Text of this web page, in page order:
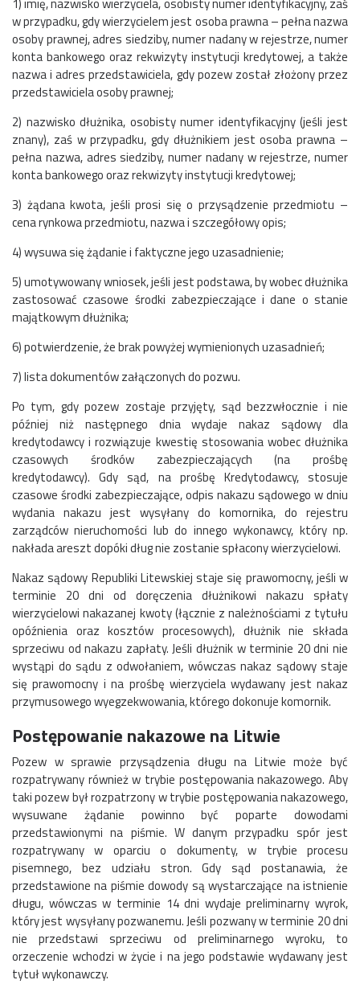
w przypadku, gdy wierzycielem jest osoba prawna – pełna nazwa
osoby prawnej, adres siedziby, numer nadany w rejestrze, numer
konta bankowego oraz rekwizyty instytucji kredytowej, a także
nazwa i adres przedstawiciela, gdy pozew został złożony przez
przedstawiciela osoby prawnej;
2) nazwisko dłużnika, osobisty numer identyfikacyjny (jeśli jest
znany), zaś w przypadku, gdy dłużnikiem jest osoba prawna –
pełna nazwa, adres siedziby, numer nadany w rejestrze, numer
konta bankowego oraz rekwizyty instytucji kredytowej;
3) żądana kwota, jeśli prosi się o przysądzenie przedmiotu –
cena rynkowa przedmiotu, nazwa i szczegółowy opis;
4) wysuwa się żądanie i faktyczne jego uzasadnienie;
5) umotywowany wniosek, jeśli jest podstawa, by wobec dłużnika
zastosować czasowe środki zabezpieczające i dane o stanie
majątkowym dłużnika;
6) potwierdzenie, że brak powyżej wymienionych uzasadnień;
7) lista dokumentów załączonych do pozwu.
Po tym, gdy pozew zostaje przyjęty, sąd bezzwłocznie i nie
później niż następnego dnia wydaje nakaz sądowy dla
kredytodawcy i rozwiązuje kwestię stosowania wobec dłużnika
czasowych środków zabezpieczających (na prośbę
kredytodawcy). Gdy sąd, na prośbę Kredytodawcy, stosuje
czasowe środki zabezpieczające, odpis nakazu sądowego w dniu
wydania nakazu jest wysyłany do komornika, do rejestru
zarządców nieruchomości lub do innego wykonawcy, który np.
nakłada areszt dopóki dług nie zostanie spłacony wierzycielowi.
Nakaz sądowy Republiki Litewskiej staje się prawomocny, jeśli w
terminie 20 dni od doręczenia dłużnikowi nakazu spłaty
wierzycielowi nakazanej kwoty (łącznie z należnościami z tytułu
opóźnienia oraz kosztów procesowych), dłużnik nie składa
sprzeciwu od nakazu zapłaty. Jeśli dłużnik w terminie 20 dni nie
wystąpi do sądu z odwołaniem, wówczas nakaz sądowy staje
się prawomocny i na prośbę wierzyciela wydawany jest nakaz
przymusowego wyegzekwowania, którego dokonuje komornik.
Postępowanie nakazowe na Litwie
Pozew w sprawie przysądzenia długu na Litwie może być
rozpatrywany również w trybie postępowania nakazowego. Aby
taki pozew był rozpatrzony w trybie postępowania nakazowego,
wysuwane żądanie powinno być poparte dowodami
przedstawionymi na piśmie. W danym przypadku spór jest
rozpatrywany w oparciu o dokumenty, w trybie procesu
pisemnego, bez udziału stron. Gdy sąd postanawia, że
przedstawione na piśmie dowody są wystarczające na istnienie
długu, wówczas w terminie 14 dni wydaje preliminarny wyrok,
który jest wysyłany pozwanemu. Jeśli pozwany w terminie 20 dni
nie przedstawi sprzeciwu od preliminarnego wyroku, to
orzeczenie wchodzi w życie i na jego podstawie wydawany jest
tytuł wykonawczy.